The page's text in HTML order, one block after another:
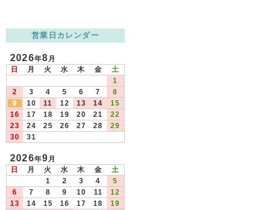
営業日カレンダー
2026年8月
日
月 火 水 木 金
土
1
2
3 4 5 6 7
8
9
10 11 12 13 14
15
16
17 18 19 20 21
22
23
24 25 26 27 28
29
30
31
2026年9月
日
月 火 水 木 金
土
1
2 3 4
5
6
7 8 9 10 11
12
13
14 15 16 17 18
19